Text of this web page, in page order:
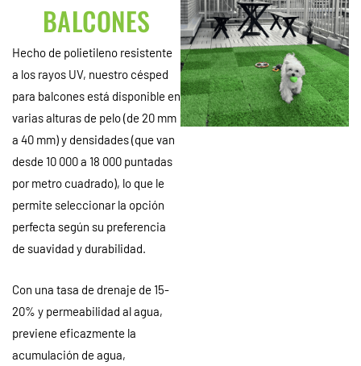
BALCONES
Hecho de polietileno resistente
a los rayos UV, nuestro césped
para balcones está disponible en
varias alturas de pelo (de 20 mm
a 40 mm) y densidades (que van
desde 10 000 a 18 000 puntadas
por metro cuadrado), lo que le
permite seleccionar la opción
perfecta según su preferencia
de suavidad y durabilidad.
Con una tasa de drenaje de 15-
20% y permeabilidad al agua,
previene eficazmente la
acumulación de agua,